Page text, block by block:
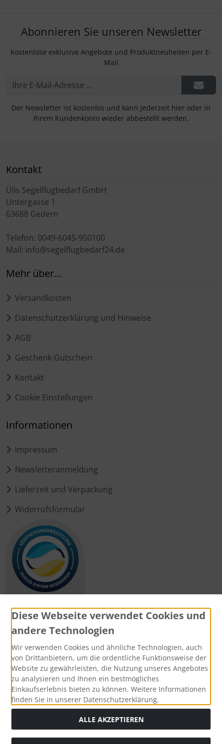
Abonnieren Sie unseren Newsletter
Kostenlose exklusive Angebote und Produktneuheiten per E-
Mail
Der Newsletter ist kostenlos und kann jederzeit hier oder in
Ihrem Kundenkonto wieder abbestellt werden.
Kontakt
Ülis Segelflugbedarf GmbH
Untergasse 1
63688 Gedern
Telefon: 0049-6045-950100
Mail: info@segelflugbedarf24.de
Mehr über...
Versandkosten
Datenschutzerklärung und Hinweise
AGB
Geschenk-Gutschein
Kontakt
Cookie Einstellungen
Informationen
Impressum
Newsletteranmeldung
Lieferzeit und Verpackung
Widerrufsformular
Zahlungsmethoden
Social Media
Diese Webseite verwendet Cookies und
andere Technologien
Wir verwenden Cookies und ähnliche Technologien, auch
von Drittanbietern, um die ordentliche Funktionsweise der
Website zu gewährleisten, die Nutzung unseres Angebotes
zu analysieren und Ihnen ein bestmögliches
Einkaufserlebnis bieten zu können. Weitere Informationen
finden Sie in unserer Datenschutzerklärung.
ALLE AKZEPTIEREN